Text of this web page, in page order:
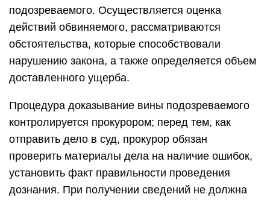
подозреваемого. Осуществляется оценка
действий обвиняемого, рассматриваются
обстоятельства, которые способствовали
нарушению закона, а также определяется объем
доставленного ущерба.
Процедура доказывание вины подозреваемого
контролируется прокурором; перед тем, как
отправить дело в суд, прокурор обязан
проверить материалы дела на наличие ошибок,
установить факт правильности проведения
дознания. При получении сведений не должна